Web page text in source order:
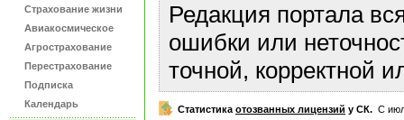
Страхование жизни
Авиакосмическое
Агрострахование
Перестрахование
Подписка
Календарь
Редакция портала
ошибки или
точной, корректной
Статистика отозванных лицензий у СК. C